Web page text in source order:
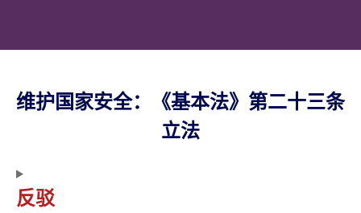
维护国家安全：《基本法》第二十三条
立法
反驳